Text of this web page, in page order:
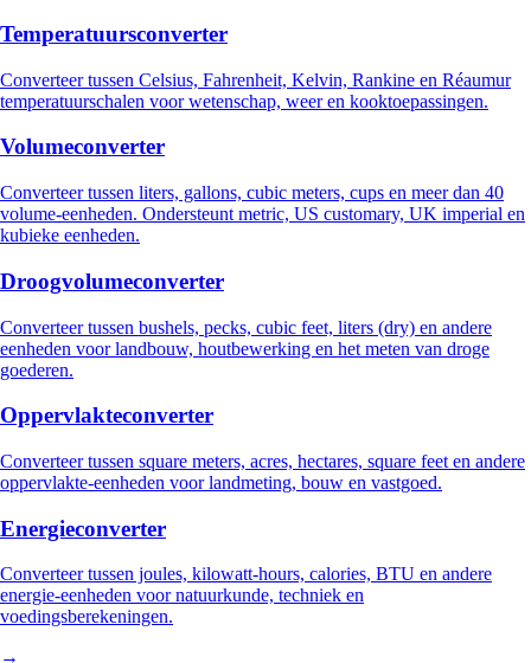
Temperatuursconverter
Converteer tussen Celsius, Fahrenheit, Kelvin, Rankine en Réaumur
temperatuurschalen voor wetenschap, weer en kooktoepassingen.
Volumeconverter
Converteer tussen liters, gallons, cubic meters, cups en meer dan 40
volume-eenheden. Ondersteunt metric, US customary, UK imperial en
kubieke eenheden.
Droogvolumeconverter
Converteer tussen bushels, pecks, cubic feet, liters (dry) en andere
eenheden voor landbouw, houtbewerking en het meten van droge
goederen.
Oppervlakteconverter
Converteer tussen square meters, acres, hectares, square feet en andere
oppervlakte-eenheden voor landmeting, bouw en vastgoed.
Energieconverter
Converteer tussen joules, kilowatt-hours, calories, BTU en andere
energie-eenheden voor natuurkunde, techniek en
voedingsberekeningen.
→